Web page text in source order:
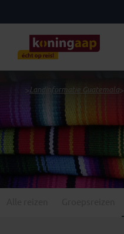
>Landinformatie Guatemala>